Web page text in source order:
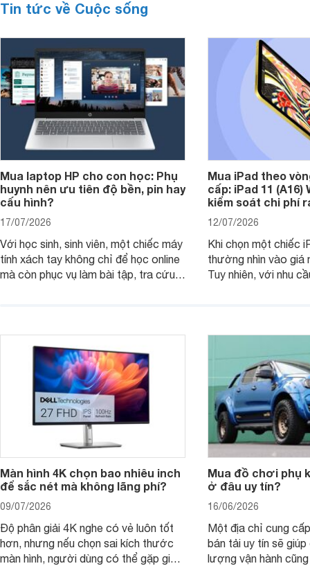
Tin tức về Cuộc sống
Mua laptop HP cho con học: Phụ
huynh nên ưu tiên độ bền, pin hay
cấu hình?
17/07/2026
Với học sinh, sinh viên, một chiếc máy
tính xách tay không chỉ để học online
mà còn phục vụ làm bài tập, tra cứu,
thay vì chỉ so sánh cấu hình trên giấy.
Mua iPad theo
cấp: iPad 11 (A16)
kiểm soát chi phí
12/07/2026
Khi chọn một chiếc
thường nhìn vào
Tuy nhiên, với nhu
không, dùng được
Màn hình 4K chọn bao nhiêu inch
để sắc nét mà không lãng phí?
09/07/2026
Độ phân giải 4K nghe có vẻ luôn tốt
hơn, nhưng nếu chọn sai kích thước
màn hình, người dùng có thể gặp giao
Mua đồ chơi phụ
ở đâu uy tín?
16/06/2026
Một địa chỉ cung
bán tải uy tín sẽ
lượng vận hành